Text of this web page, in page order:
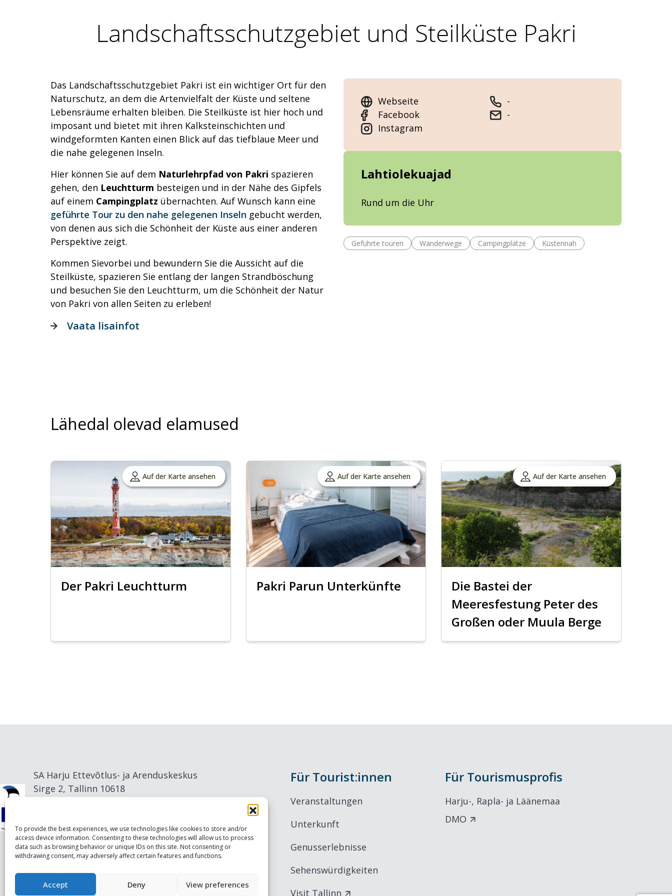
To provide the best experiences, we use technologies like cookies to store and/or
access device information. Consenting to these technologies will allow us to process
data such as browsing behavior or unique IDs on this site. Not consenting or
withdrawing consent, may adversely affect certain features and functions.
Accept Deny View preferences
Landschaftsschutzgebiet und Steilküste Pakri
Das Landschaftsschutzgebiet Pakri ist ein wichtiger Ort für den
Naturschutz, an dem die Artenvielfalt der Küste und seltene
Lebensräume erhalten bleiben. Die Steilküste ist hier hoch und
imposant und bietet mit ihren Kalksteinschichten und
windgeformten Kanten einen Blick auf das tiefblaue Meer und
die nahe gelegenen Inseln.
Hier können Sie auf dem Naturlehrpfad von Pakri spazieren
gehen, den Leuchtturm besteigen und in der Nähe des Gipfels
auf einem Campingplatz übernachten. Auf Wunsch kann eine
geführte Tour zu den nahe gelegenen Inseln gebucht werden,
von denen aus sich die Schönheit der Küste aus einer anderen
Perspektive zeigt.
Kommen Sievorbei und bewundern Sie die Aussicht auf die
Steilküste, spazieren Sie entlang der langen Strandböschung
und besuchen Sie den Leuchtturm, um die Schönheit der Natur
von Pakri von allen Seiten zu erleben!
Webseite
Facebook
Instagram
-
-
Lahtiolekuajad
Rund um die Uhr
Geführte touren Wanderwege Campingplätze Küstennah
Vaata lisainfot
Lähedal olevad elamused
Auf der Karte ansehen
Der Pakri Leuchtturm
Auf der Karte ansehen
Pakri Parun Unterkünfte
Auf der Karte ansehen
Die Bastei der
Meeresfestung Peter des
Großen oder Muula Berge
SA Harju Ettevõtlus- ja Arenduskeskus
Sirge 2, Tallinn 10618
Für Tourist:innen
Veranstaltungen
Unterkunft
Genusserlebnisse
Sehenswürdigkeiten
Visit Tallinn
Für Tourismusprofis
Harju-, Rapla- ja Läänemaa
DMO